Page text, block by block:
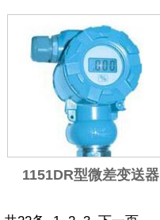
1151DR型微差变送器